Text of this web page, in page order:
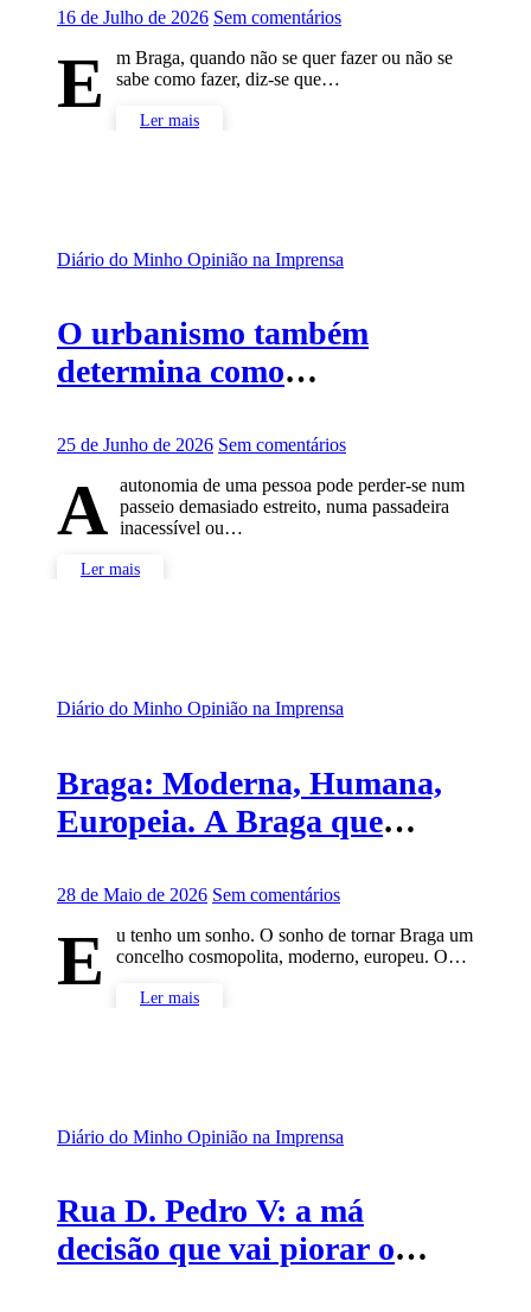
16 de Julho de 2026 Sem comentários
E
m Braga, quando não se quer fazer ou não se
sabe como fazer, diz-se que…
Ler mais
Diário do Minho Opinião na Imprensa
O urbanismo também
determina como
25 de Junho de 2026 Sem comentários
A autonomia de uma pessoa pode perder-se num
passeio demasiado estreito, numa passadeira
inacessível ou…
Ler mais
Diário do Minho Opinião na Imprensa
Braga: Moderna, Humana,
Europeia. A Braga que
28 de Maio de 2026 Sem comentários
E
u tenho um sonho. O sonho de tornar Braga um
concelho cosmopolita, moderno, europeu. O…
Ler mais
Diário do Minho Opinião na Imprensa
Rua D. Pedro V: a má
decisão que vai piorar o